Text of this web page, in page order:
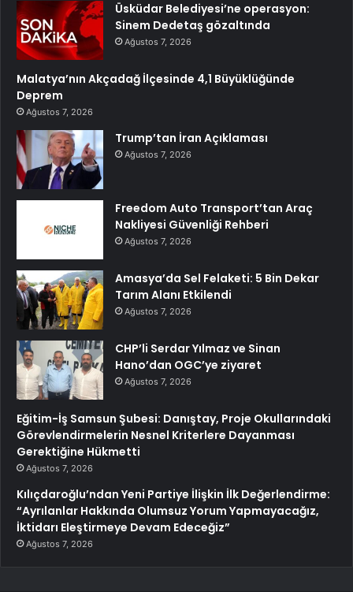
Üsküdar Belediyesi’ne operasyon:
Sinem Dedetaş gözaltında
Ağustos 7, 2026
Malatya’nın Akçadağ İlçesinde 4,1 Büyüklüğünde
Deprem
Ağustos 7, 2026
Trump’tan İran Açıklaması
Ağustos 7, 2026
Freedom Auto Transport’tan Araç
Nakliyesi Güvenliği Rehberi
Ağustos 7, 2026
Amasya’da Sel Felaketi: 5 Bin Dekar
Tarım Alanı Etkilendi
Ağustos 7, 2026
CHP’li Serdar Yılmaz ve Sinan
Hano’dan OGC’ye ziyaret
Ağustos 7, 2026
Eğitim-İş Samsun Şubesi: Danıştay, Proje Okullarındaki
Görevlendirmelerin Nesnel Kriterlere Dayanması
Gerektiğine Hükmetti
Ağustos 7, 2026
Kılıçdaroğlu’ndan Yeni Partiye İlişkin İlk Değerlendirme:
“Ayrılanlar Hakkında Olumsuz Yorum Yapmayacağız,
İktidarı Eleştirmeye Devam Edeceğiz”
Ağustos 7, 2026